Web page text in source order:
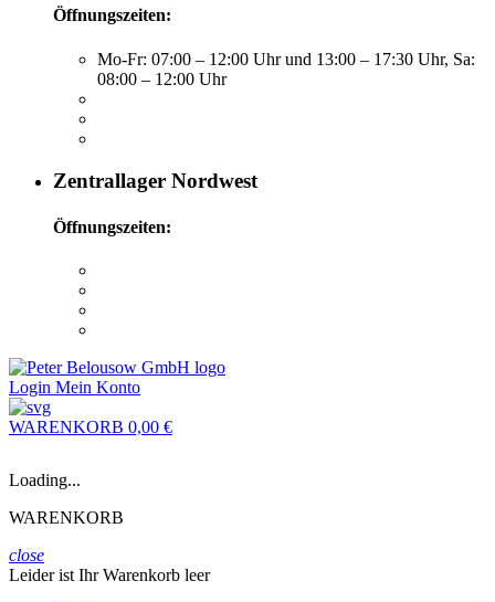
Öffnungszeiten:
Mo-Fr: 07:00 – 12:00 Uhr und 13:00 – 17:30 Uhr, Sa:
08:00 – 12:00 Uhr
Zentrallager Nordwest
Öffnungszeiten:
Login Mein Konto
WARENKORB 0,00 €
Loading...
WARENKORB
close
Leider ist Ihr Warenkorb leer